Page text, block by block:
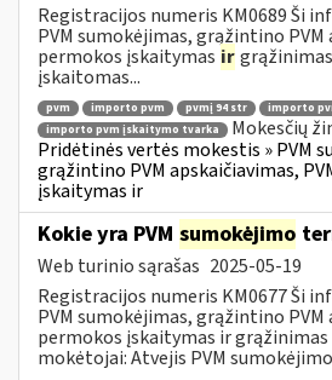
Registracijos numeris KM0689 Ši
PVM sumokėjimas, grąžintino PVM
permokos įskaitymas ir
įskaitomas...
pvm importo pvm pvmį 94 str
importo
importo pvm įskaitymo tvarka
Mokesčių
Pridėtinės vertės mokestis » PVM
grąžintino PVM apskaičiavimas,
įskaitymas ir
Kokie yra PVM sumokėjimo
Web turinio sąrašas 2025-05-19
Registracijos numeris KM0677 Ši
PVM sumokėjimas, grąžintino PVM
permokos įskaitymas ir grąžinimas
mokėtojai: Atvejis PVM